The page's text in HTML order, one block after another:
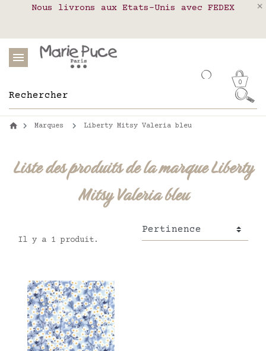
Notre site part en vacances !
Nous livrons aux Etats-Unis avec FEDEX
Livraison en relais colis en France,
0
Marques Liberty Mitsy Valeria bleu
Liste des produits de la marque Liberty
Mitsy Valeria bleu
Il y a 1 produit.